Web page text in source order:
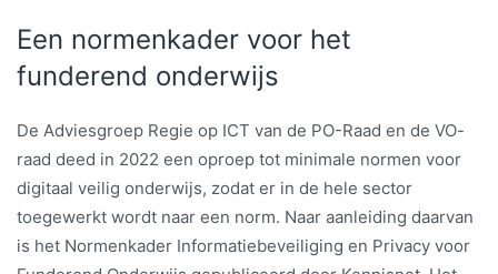
Een normenkader voor het
funderend onderwijs
De Adviesgroep Regie op ICT van de PO-Raad en de VO-
raad deed in 2022 een oproep tot minimale normen voor
digitaal veilig onderwijs, zodat er in de hele sector
toegewerkt wordt naar een norm. Naar aanleiding daarvan
is het Normenkader Informatiebeveiliging en Privacy voor